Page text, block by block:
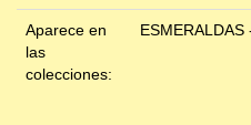
Aparece en
las
colecciones: